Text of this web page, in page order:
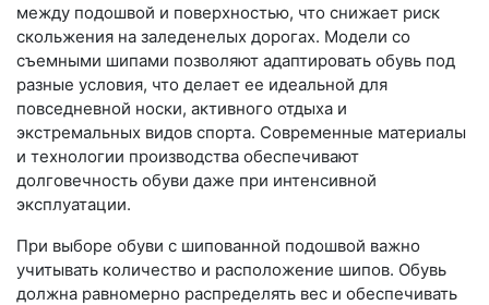
между подошвой и поверхностью, что снижает риск
скольжения на заледенелых дорогах. Модели со
съемными шипами позволяют адаптировать обувь под
разные условия, что делает ее идеальной для
повседневной носки, активного отдыха и
экстремальных видов спорта. Современные материалы
и технологии производства обеспечивают
долговечность обуви даже при интенсивной
эксплуатации.
При выборе обуви с шипованной подошвой важно
учитывать количество и расположение шипов. Обувь
должна равномерно распределять вес и обеспечивать